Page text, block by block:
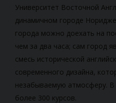
Университет Восточной
динамичном городе
города можно доехать на
чем за два часа; сам город
смесь исторической
современного дизайна,
незабываемую атмосферу.
более 300 курсов.